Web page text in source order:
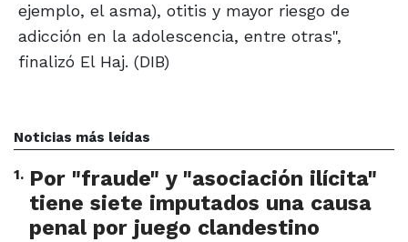
ejemplo, el asma), otitis y mayor riesgo de
adicción en la adolescencia, entre otras",
finalizó El Haj. (DIB)
Noticias más leídas
1. Por "fraude" y "asociación ilícita"
tiene siete imputados una causa
penal por juego clandestino